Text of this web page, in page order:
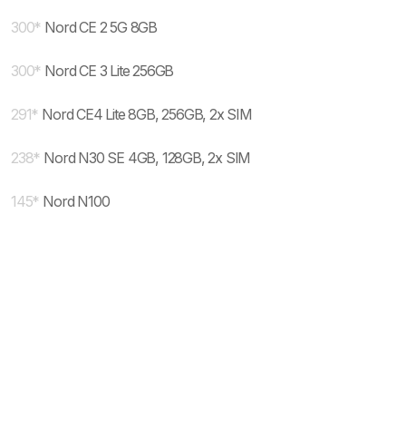
300* Nord CE 2 5G 8GB
300* Nord CE 3 Lite 256GB
291* Nord CE4 Lite 8GB, 256GB, 2x SIM
238* Nord N30 SE 4GB, 128GB, 2x SIM
145* Nord N100